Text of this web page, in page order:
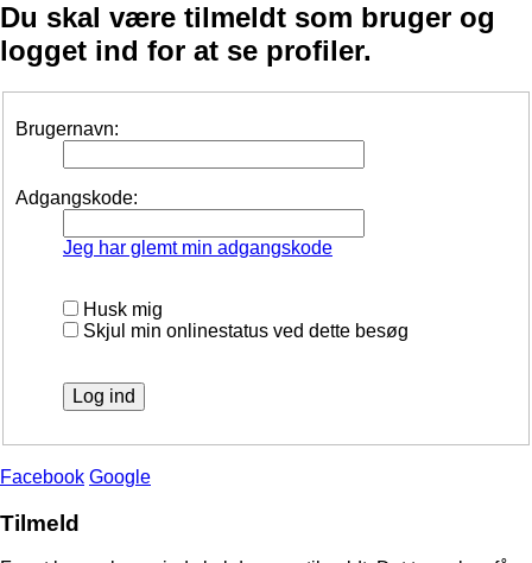
Du skal være tilmeldt som bruger og
logget ind for at se profiler.
Brugernavn:
Adgangskode:
Jeg har glemt min adgangskode
Husk mig
Skjul min onlinestatus ved dette besøg
Facebook Google
Tilmeld